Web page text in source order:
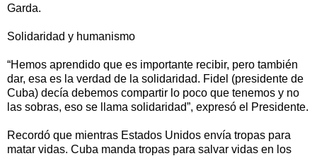
Garda.
Solidaridad y humanismo
“Hemos aprendido que es importante recibir, pero también
dar, esa es la verdad de la solidaridad. Fidel (presidente de
Cuba) decía debemos compartir lo poco que tenemos y no
las sobras, eso se llama solidaridad”, expresó el Presidente.
Recordó que mientras Estados Unidos envía tropas para
matar vidas. Cuba manda tropas para salvar vidas en los